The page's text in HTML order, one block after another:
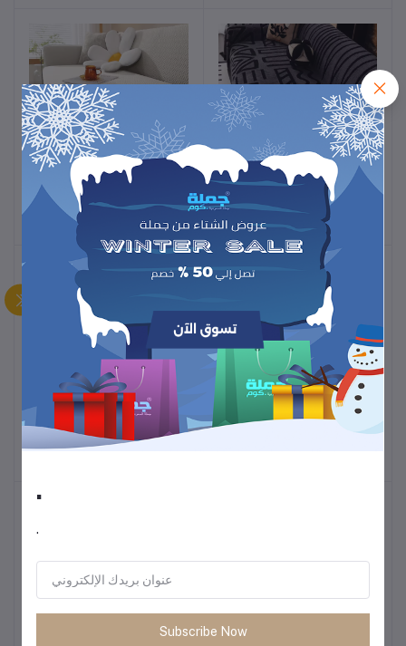
أضف للسلة
غطاء أريكة جاكار مرن –
مقاعد – صوف بولي قطبي
ممتد لغرفة المعيشة
51.48
أضف للسلة
بطانية حامي أريكة بوهيمية –
تصميم عتيق ومتداخل – حماية
ضد الانزلاق ومناسبة
للحيوانات الأليفة – لوكس
ومريح
51.48
أضف للسلة طقم سرير مبطن 3 قطع –
لجميع المواسم
41.03
أضف للسلة
بطانية متعددة الاستخدامات –
سميكة وواسعة
32oz/40oz كوب بقشة
.
.
Subscribe Now